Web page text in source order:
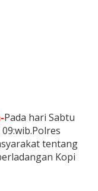
Pada hari Sabtu
tentang
Kopi